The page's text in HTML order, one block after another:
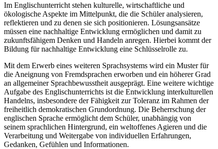
Im Englischunterricht stehen kulturelle, wirtschaftliche und
ökologische Aspekte im Mittelpunkt, die die Schüler analysieren,
reflektieren und zu denen sie sich positionieren. Lösungsansätze
müssen eine nachhaltige Entwicklung ermöglichen und damit zu
zukunftsfähigem Denken und Handeln anregen. Hierbei kommt der
Bildung für nachhaltige Entwicklung eine Schlüsselrolle zu.
Mit dem Erwerb eines weiteren Sprachsystems wird ein Muster für
die Aneignung von Fremdsprachen erworben und ein höherer Grad
an allgemeiner Sprachbewusstheit ausgeprägt. Eine weitere wichtige
Aufgabe des Englischunterrichts ist die Entwicklung interkulturellen
Handelns, insbesondere der Fähigkeit zur Toleranz im Rahmen der
freiheitlich demokratischen Grundordnung. Die Beherrschung der
englischen Sprache ermöglicht dem Schüler, unabhängig von
seinem sprachlichen Hintergrund, ein weltoffenes Agieren und die
Verarbeitung und Weitergabe von individuellen Erfahrungen,
Gedanken, Gefühlen und Informationen.